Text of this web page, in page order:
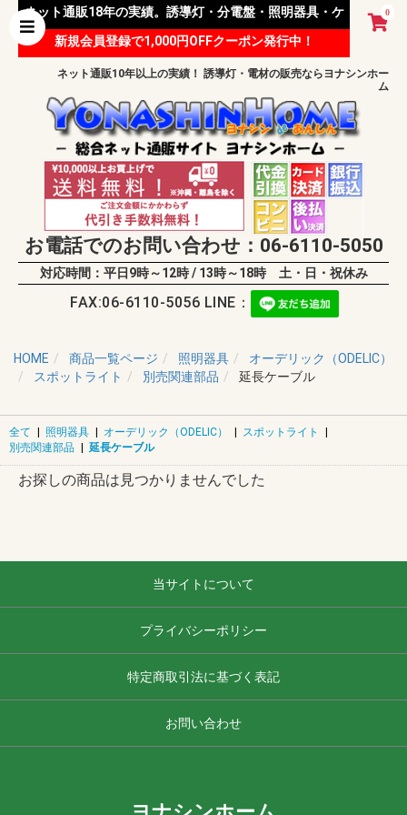
0
ネット通販18年の実績。誘導灯・分電盤・照明器具・ケ
ーブル等 様々な資材を取り扱っています。
新規会員登録で1,000円OFFクーポン発行中！
ネット通販10年以上の実績！ 誘導灯・電材の販売ならヨナシンホー
ム
お電話でのお問い合わせ：06-6110-5050
対応時間：平日9時～12時 / 13時～18時 土・日・祝休み
FAX:06-6110-5056 LINE：
HOME 商品一覧ページ 照明器具
オーデリック（ODELIC）
スポットライト
別売関連部品 延長ケーブル
全て | 照明器具 | オーデリック（ODELIC） | スポットライト
|
別売関連部品 | 延長ケーブル
お探しの商品は見つかりませんでした
当サイトについて
プライバシーポリシー
特定商取引法に基づく表記
お問い合わせ